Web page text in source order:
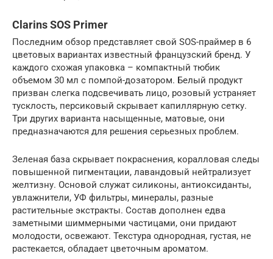
Clarins SOS Primer
Последним обзор представляет свой SOS-праймер в 6
цветовых вариантах известный французский бренд. У
каждого схожая упаковка – компактный тюбик
объемом 30 мл с помпой-дозатором. Белый продукт
призван слегка подсвечивать лицо, розовый устраняет
тусклость, персиковый скрывает капиллярную сетку.
Три других варианта насыщенные, матовые, они
предназначаются для решения серьезных проблем.
Зеленая база скрывает покраснения, коралловая следы
повышенной пигментации, лавандовый нейтрализует
желтизну. Основой служат силиконы, антиоксиданты,
увлажнители, УФ фильтры, минералы, разные
растительные экстракты. Состав дополнен едва
заметными шиммерными частицами, они придают
молодости, освежают. Текстура однородная, густая, не
растекается, обладает цветочным ароматом.